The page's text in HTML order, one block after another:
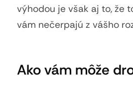
výhodou je však aj to, že
vám nečerpajú z vášho
Ako vám môže